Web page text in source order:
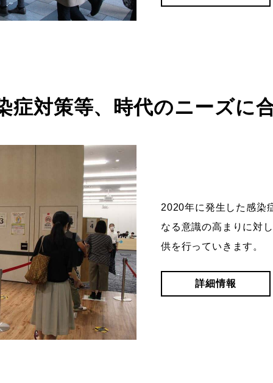
症対策等、時代のニーズに
2020年に発生した感染
なる意識の高まりに対
供を行っていきます。
詳細情報